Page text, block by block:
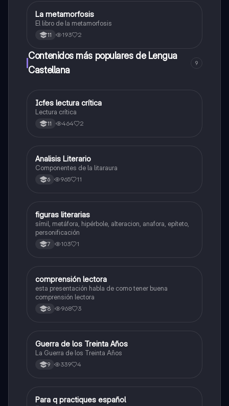
Lengua Castellana
La metamorfosis
El libro de la metamorfosis
11 193 2
Contenidos más populares de Lengua
Castellana
9
Lengua Castellana
Icfes lectura crítica
Lectura crítica
11 464 2
Lengua Castellana
Analisis Literario
Componentes de la litaraura
6 965 11
FLengua Castellana
figuras literarias
símil, metáfora, hipérbole, alteracion, anafora, epíteto,
personificación
7 103 1
Lengua Castellana
comprensión lectora
esta presentación habla de como tener buena
comprensión lectora
8 968 3
Sociales/Historia
Guerra de los Treinta Años
La Guerra de los Treinta Años
9 339 4
Lengua Castellana
Para q practiques español